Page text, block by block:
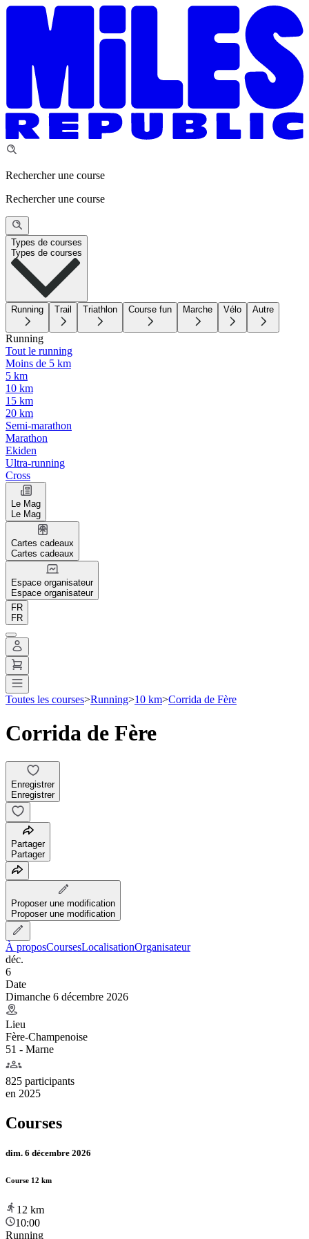
Rechercher une course
Rechercher une course
Types de courses
Types de courses
Running Trail Triathlon Course fun Marche Vélo Autre
Running
Tout le running
Moins de 5 km
5 km
10 km
15 km
20 km
Semi-marathon
Marathon
Ekiden
Ultra-running
Cross
Le Mag
Le Mag
Cartes cadeaux
Cartes cadeaux
Espace organisateur
Espace organisateur
FR
FR
Toutes les courses>Running>10 km>Corrida de Fère
Corrida de Fère
Enregistrer
Enregistrer
Partager
Partager
Proposer une modification
Proposer une modification
À proposCoursesLocalisationOrganisateur
déc.
6
Date
Dimanche 6 décembre 2026
Lieu
Fère-Champenoise
51 - Marne
825 participants
en 2025
Courses
dim. 6 décembre 2026
Course 12 km
12 km
10:00
Running